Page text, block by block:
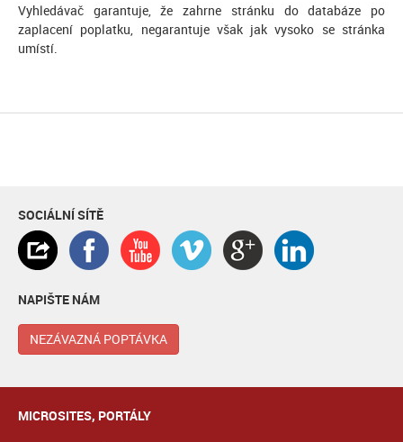
Vyhledávač garantuje, že zahrne stránku do databáze po
zaplacení poplatku, negarantuje však jak vysoko se stránka
umístí.
SOCIÁLNÍ SÍTĚ
NAPIŠTE NÁM
NEZÁVAZNÁ POPTÁVKA
MICROSITES, PORTÁLY